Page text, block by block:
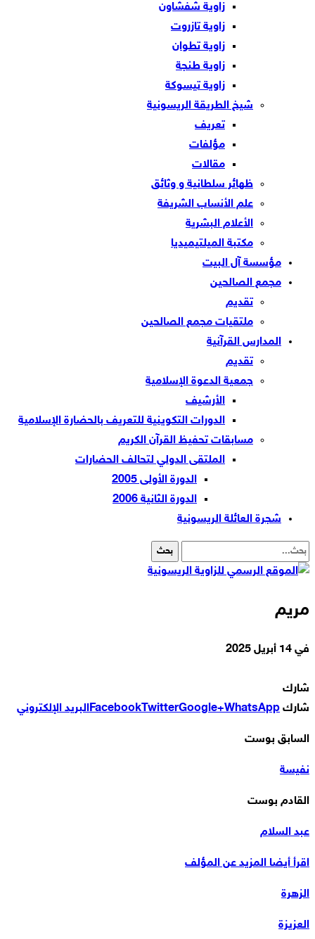
زاوية شفشاون
زاوية تازروت
زاوية تطوان
زاوية طنجة
زاوية تيسوكة
شيخ الطريقة الريسونية
تعريف
مؤلفات
مقالات
ظهائر سلطانية و وثائق
علم الأنساب الشريفة
الأعلام البشرية
مكتبة الميلتيميديا
مؤسسة آل البيت
مجمع الصالحين
تقديم
ملتقيات مجمع الصالحين
المدارس القرآنية
تقديم
جمعية الدعوة الإسلامية
الأرشيف
الدورات التكوينية للتعريف بالحضارة الإسلامية
مسابقات تحفيظ القرآن الكريم
الملتقى الدولي لتحالف الحضارات
الدورة الأولى 2005
الدورة الثانية 2006
شجرة العائلة الريسونية
مريم
في 14 أبريل 2025
شارك
شارك
FacebookTwitterGoogle+WhatsApp البريد الإلكتروني
السابق بوست
نفيسة
القادم بوست
عبد السلام
اقرأ أيضا المزيد عن المؤلف
الزهرة
العزيزة